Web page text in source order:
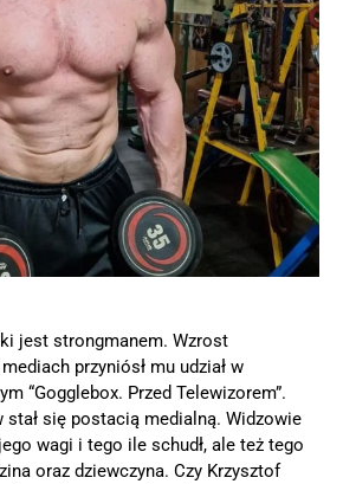
jest strongmanem. Wzrost
przyniósł mu udział w
“Gogglebox. Przed Telewizorem”.
się postacią medialną. Widzowie
wagi i tego ile schudł, ale też tego
oraz dziewczyna. Czy Krzysztof